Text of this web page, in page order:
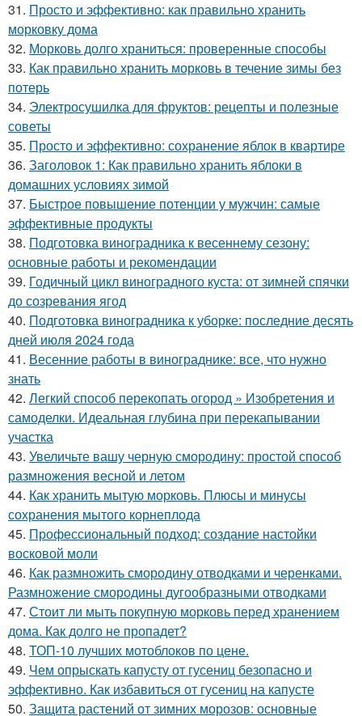
31. Просто и эффективно: как правильно хранить
морковку дома
32. Морковь долго храниться: проверенные способы
33. Как правильно хранить морковь в течение зимы без
потерь
34. Электросушилка для фруктов: рецепты и полезные
советы
35. Просто и эффективно: сохранение яблок в квартире
36. Заголовок 1: Как правильно хранить яблоки в
домашних условиях зимой
37. Быстрое повышение потенции у мужчин: самые
эффективные продукты
38. Подготовка виноградника к весеннему сезону:
основные работы и рекомендации
39. Годичный цикл виноградного куста: от зимней спячки
до созревания ягод
40. Подготовка виноградника к уборке: последние десять
дней июля 2024 года
41. Весенние работы в винограднике: все, что нужно
знать
42. Легкий способ перекопать огород » Изобретения и
самоделки. Идеальная глубина при перекапывании
участка
43. Увеличьте вашу черную смородину: простой способ
размножения весной и летом
44. Как хранить мытую морковь. Плюсы и минусы
сохранения мытого корнеплода
45. Профессиональный подход: создание настойки
восковой моли
46. Как размножить смородину отводками и черенками.
Размножение смородины дугообразными отводками
47. Стоит ли мыть покупную морковь перед хранением
дома. Как долго не пропадет?
48. ТОП-10 лучших мотоблоков по цене.
49. Чем опрыскать капусту от гусениц безопасно и
эффективно. Как избавиться от гусениц на капусте
50. Защита растений от зимних морозов: основные